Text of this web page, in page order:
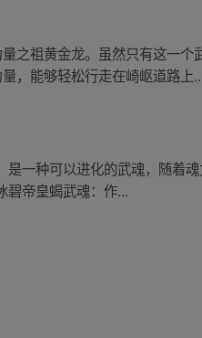
之祖黄金龙。虽然只有这一
，能够轻松行走在崎岖道路上
一种可以进化的武魂，随着
碧帝皇蝎武魂：作...